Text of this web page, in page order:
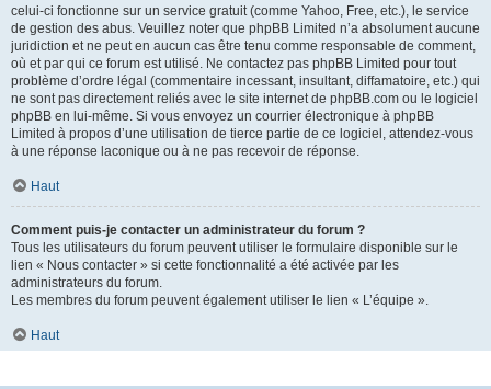
celui-ci fonctionne sur un service gratuit (comme Yahoo, Free, etc.), le service
de gestion des abus. Veuillez noter que phpBB Limited n’a absolument aucune
juridiction et ne peut en aucun cas être tenu comme responsable de comment,
où et par qui ce forum est utilisé. Ne contactez pas phpBB Limited pour tout
problème d’ordre légal (commentaire incessant, insultant, diffamatoire, etc.) qui
ne sont pas directement reliés avec le site internet de phpBB.com ou le logiciel
phpBB en lui-même. Si vous envoyez un courrier électronique à phpBB
Limited à propos d’une utilisation de tierce partie de ce logiciel, attendez-vous
à une réponse laconique ou à ne pas recevoir de réponse.
Haut
Comment puis-je contacter un administrateur du forum ?
Tous les utilisateurs du forum peuvent utiliser le formulaire disponible sur le
lien « Nous contacter » si cette fonctionnalité a été activée par les
administrateurs du forum.
Les membres du forum peuvent également utiliser le lien « L’équipe ».
Haut